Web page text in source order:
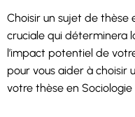
Choisir un sujet de thèse
cruciale qui déterminera
l’impact potentiel de
pour vous aider à
votre thèse en Sociologie